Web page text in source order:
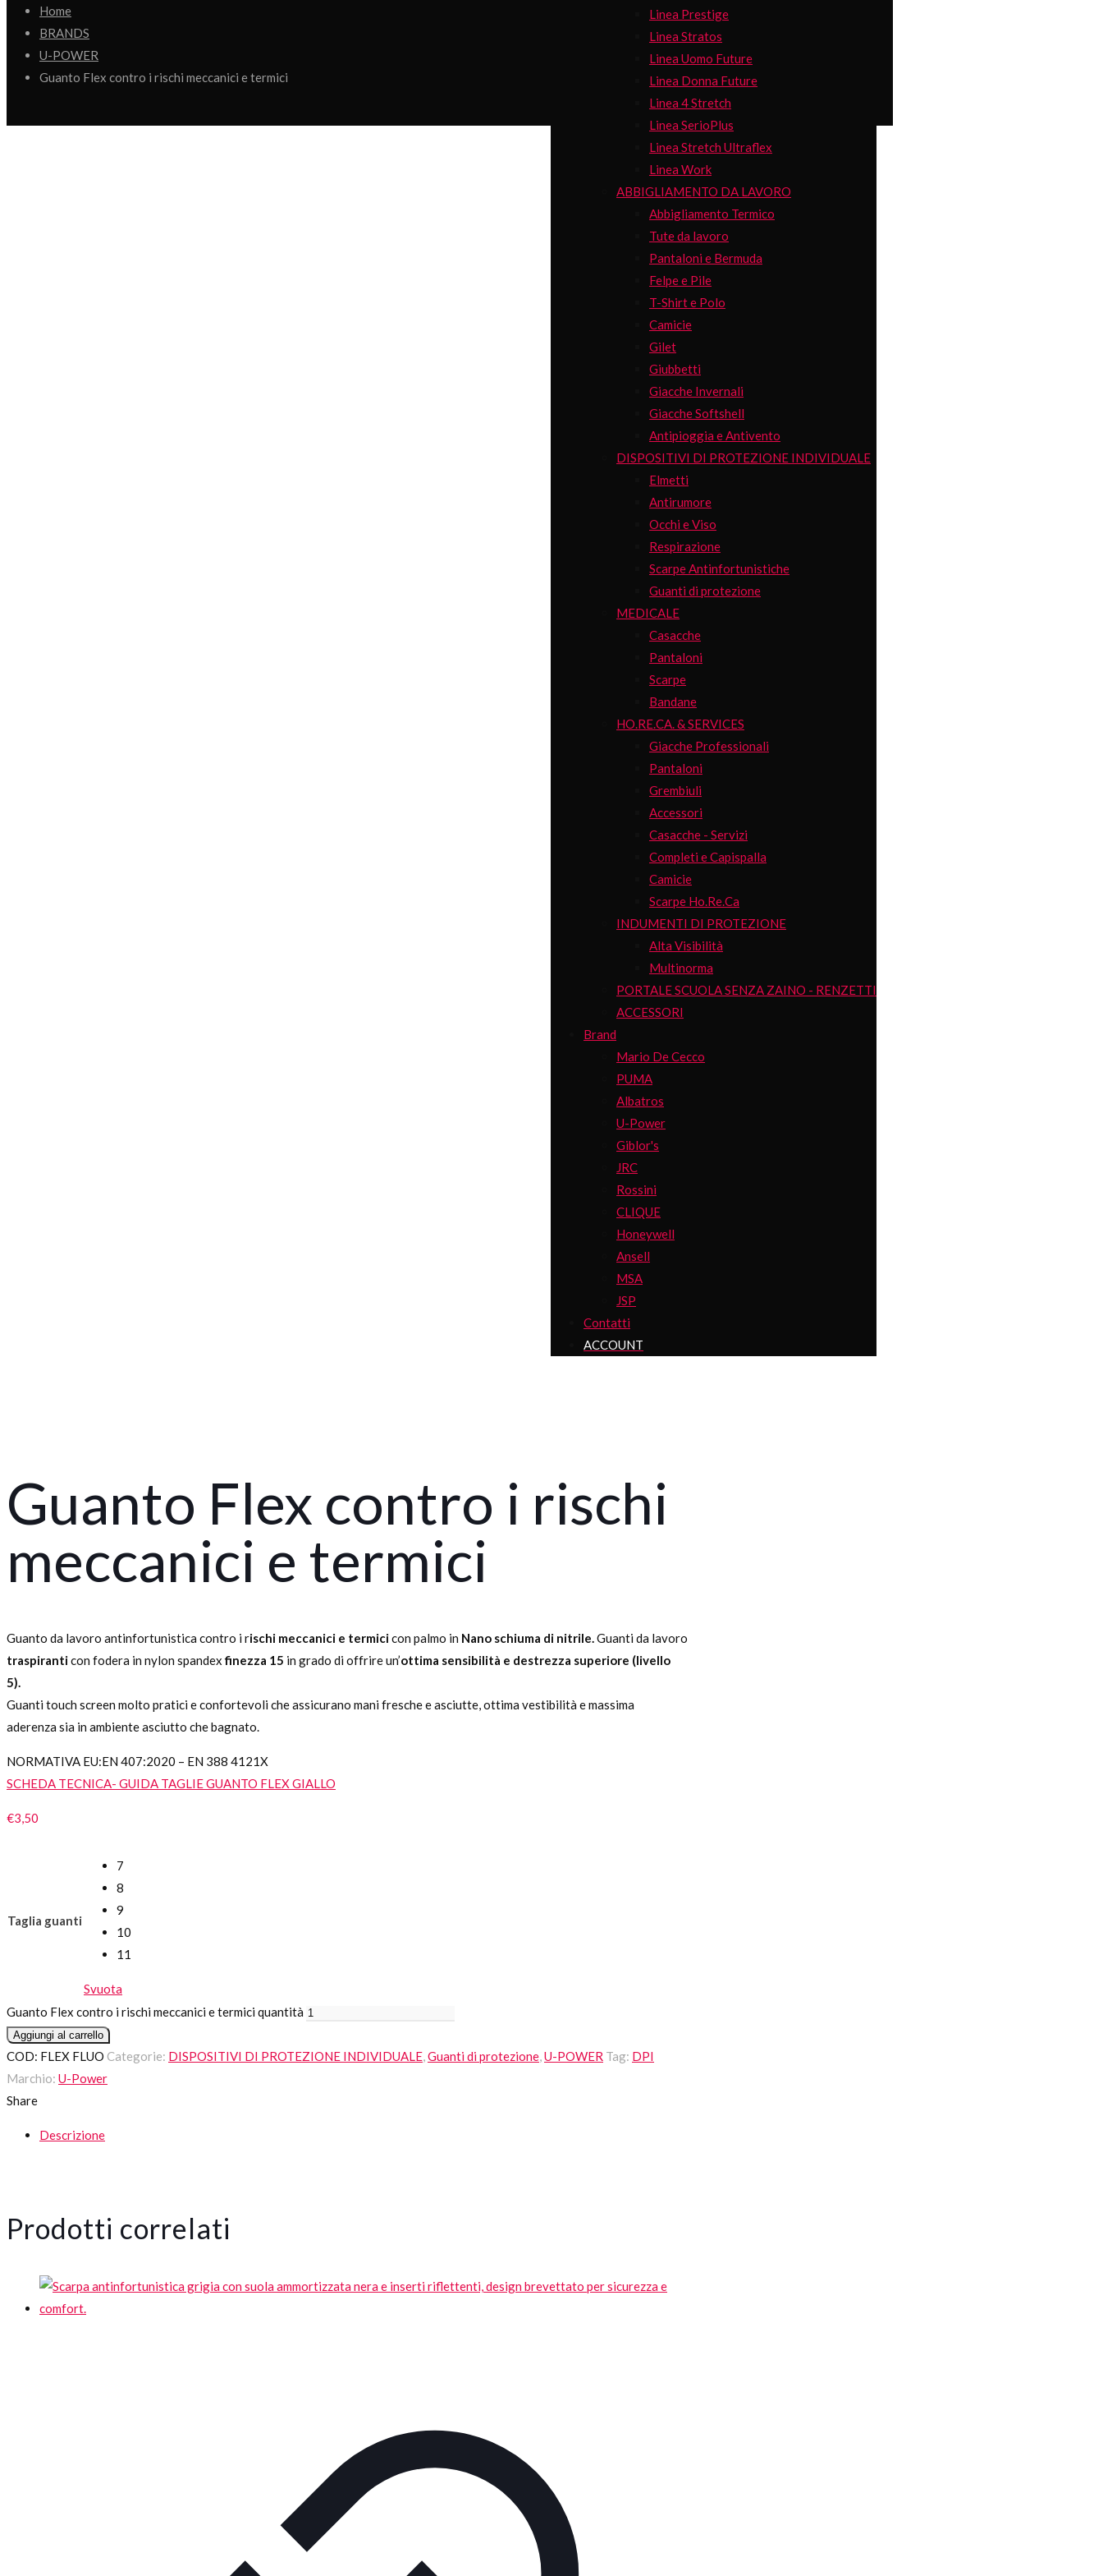
Linea Prestige
Linea Stratos
Linea Uomo Future
Linea Donna Future
Linea 4 Stretch
Linea SerioPlus
Linea Stretch Ultraflex
Linea Work
ABBIGLIAMENTO DA LAVORO
Abbigliamento Termico
Tute da lavoro
Pantaloni e Bermuda
Felpe e Pile
T-Shirt e Polo
Camicie
Gilet
Giubbetti
Giacche Invernali
Giacche Softshell
Antipioggia e Antivento
DISPOSITIVI DI PROTEZIONE INDIVIDUALE
Elmetti
Antirumore
Occhi e Viso
Respirazione
Scarpe Antinfortunistiche
Guanti di protezione
MEDICALE
Casacche
Pantaloni
Scarpe
Bandane
HO.RE.CA. & SERVICES
Giacche Professionali
Pantaloni
Grembiuli
Accessori
Casacche - Servizi
Completi e Capispalla
Camicie
Scarpe Ho.Re.Ca
INDUMENTI DI PROTEZIONE
Alta Visibilità
Multinorma
PORTALE SCUOLA SENZA ZAINO - RENZETTI
ACCESSORI
Brand
Mario De Cecco
PUMA
Albatros
U-Power
Giblor's
JRC
Rossini
CLIQUE
Honeywell
Ansell
MSA
JSP
Contatti
ACCOUNT
Home
BRANDS
U-POWER
Guanto Flex contro i rischi meccanici e termici
Guanto Flex contro i rischi
meccanici e termici
Guanto da lavoro antinfortunistica contro i rischi meccanici e termicicon palmo in Nano schiuma di nitrile.Guanti da lavoro
traspiranticon fodera in nylon spandexfinezza 15 in grado di offrire un’ottima sensibilità e destrezza superiore (livello
5).
Guanti touch screen molto pratici e confortevoli che assicurano mani fresche e asciutte, ottima vestibilità e massima
aderenza sia in ambiente asciutto che bagnato.
NORMATIVA EU:EN 407:2020 – EN 388 4121X
SCHEDA TECNICA- GUIDA TAGLIE GUANTO FLEX GIALLO
€3,50
Taglia guanti
7
8
9
10
11
Svuota
Guanto Flex contro i rischi meccanici e termici quantità
Aggiungi al carrello
COD: FLEX FLUO Categorie: DISPOSITIVI DI PROTEZIONE INDIVIDUALE,Guanti di protezione,U-POWER Tag: DPI
Marchio: U-Power
Share
Descrizione
Prodotti correlati